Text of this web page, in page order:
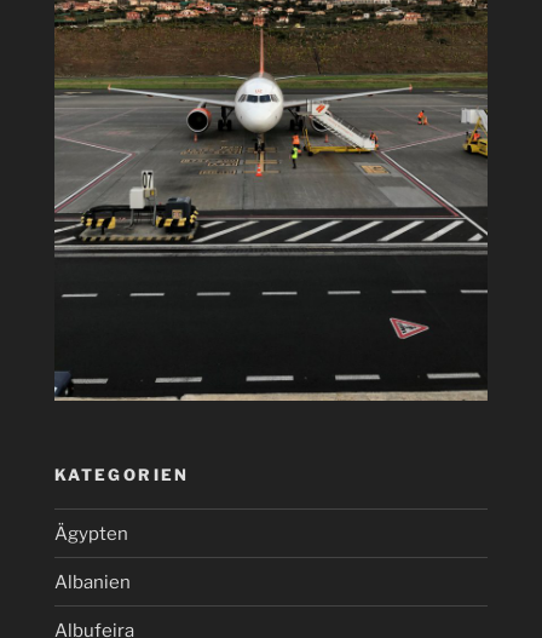
KATEGORIEN
Ägypten
Albanien
Albufeira